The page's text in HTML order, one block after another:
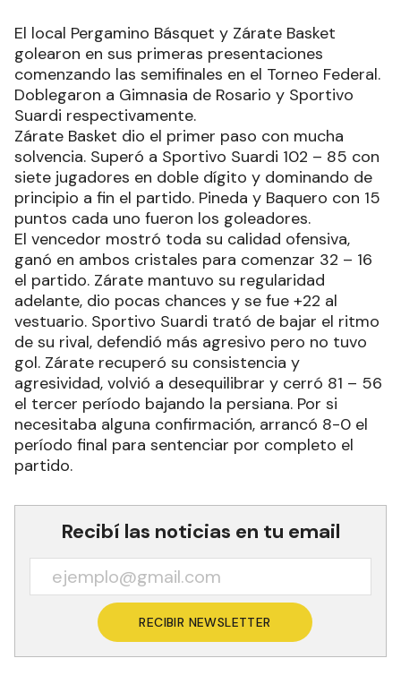
El local Pergamino Básquet y Zárate Basket
golearon en sus primeras presentaciones
comenzando las semifinales en el Torneo Federal.
Doblegaron a Gimnasia de Rosario y Sportivo
Suardi respectivamente.
Zárate Basket dio el primer paso con mucha
solvencia. Superó a Sportivo Suardi 102 – 85 con
siete jugadores en doble dígito y dominando de
principio a fin el partido. Pineda y Baquero con 15
puntos cada uno fueron los goleadores.
El vencedor mostró toda su calidad ofensiva,
ganó en ambos cristales para comenzar 32 – 16
el partido. Zárate mantuvo su regularidad
adelante, dio pocas chances y se fue +22 al
vestuario. Sportivo Suardi trató de bajar el ritmo
de su rival, defendió más agresivo pero no tuvo
gol. Zárate recuperó su consistencia y
agresividad, volvió a desequilibrar y cerró 81 – 56
el tercer período bajando la persiana. Por si
necesitaba alguna confirmación, arrancó 8-0 el
período final para sentenciar por completo el
partido.
Recibí las noticias en tu email
RECIBIR NEWSLETTER